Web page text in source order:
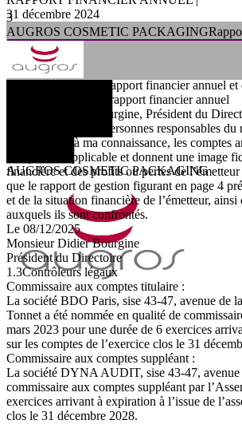
31 décembre 2024
AUGROS COSMETIC PACKAGING
3
AUGROS COSMETIC PACKAGING
rapport financier annuel et
rapport financier annuel
Bourgine, Président du
personnes responsables du
J’atteste que, à ma connaissance, les
applicable et donnent une image
financièreetdesprofitsoupertesdel’émetteur
que le rapport de gestion figurant en page 4
et de la situation financière de l’émetteur,
auxquels ils sont confrontés.
Le 08/12/2025
Monsieur Didier Bourgine
Président du Directoire
1.3Contrôleurs légaux
Commissaire aux comptes titulaire :
La société BDO Paris, sise 43-47, avenue de
Tonnet a été nommée en qualité de
mars 2023 pour une durée de 6 exercices
sur les comptes de l’exercice clos le 31
Commissaire aux comptes suppléant :
La société DYNA AUDIT, sise 43-47, avenue
commissaire aux comptes suppléant par
exercices arrivant à expiration à l’issue de
clos le 31 décembre 2028.